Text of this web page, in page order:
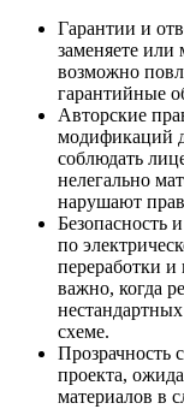
Гарантии и
заменяете или
возможно
гарантийные
Авторские
модификаций
соблюдать
нелегально
нарушают
Безопасность
по
переработки и
важно, когда
схеме.
Прозрачность
проекта,
материалов в